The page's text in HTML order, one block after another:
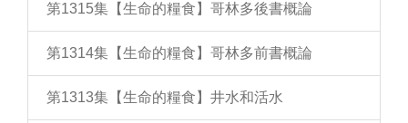
第1315集【生命的糧食】哥林多後書概論
第1314集【生命的糧食】哥林多前書概論
第1313集【生命的糧食】井水和活水